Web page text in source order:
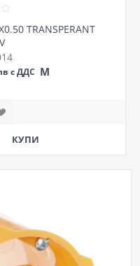
TRANSPERANT
с ДДС М